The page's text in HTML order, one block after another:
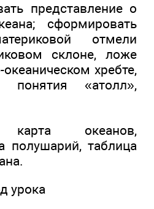
представление о
сформировать
отмели
склоне, ложе
хребте,
понятия «атолл»,
карта океанов,
полушарий, таблица
урока